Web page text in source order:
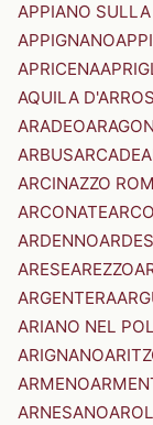
APPIANO
APPIGNANO
APRICENA
AQUILA
ARADEO
ARBUSARCADE
ARCINAZZO
ARCONATE
ARDENNO
ARESEAREZZO
ARGENTERA
ARIANO NEL
ARIGNANO
ARMENO
ARNESANO